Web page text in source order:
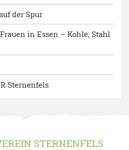
der Spur
in Essen – Kohle, Stahl
Sternenfels
STERNENFELS